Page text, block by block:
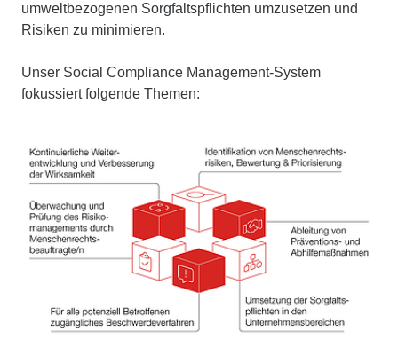
umweltbezogenen Sorgfaltspflichten umzusetzen und
Risiken zu minimieren.
Unser Social Compliance Management-System
fokussiert folgende Themen: